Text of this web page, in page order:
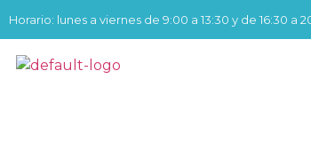
Horario: lunes a viernes de 9:00 a 13:30 y de 16:30 a